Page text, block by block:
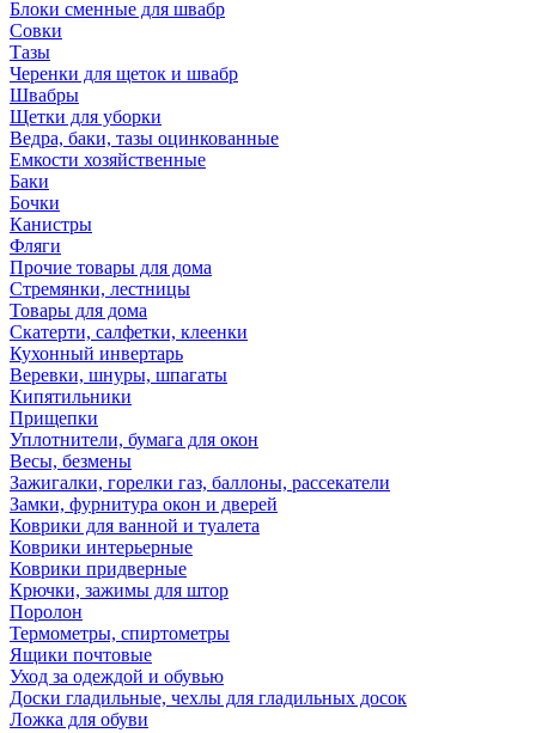
Блоки сменные для швабр
Совки
Тазы
Черенки для щеток и швабр
Швабры
Щетки для уборки
Ведра, баки, тазы оцинкованные
Емкости хозяйственные
Баки
Бочки
Канистры
Фляги
Прочие товары для дома
Стремянки, лестницы
Товары для дома
Скатерти, салфетки, клеенки
Кухонный инвертарь
Веревки, шнуры, шпагаты
Кипятильники
Прищепки
Уплотнители, бумага для окон
Весы, безмены
Зажигалки, горелки газ, баллоны, рассекатели
Замки, фурнитура окон и дверей
Коврики для ванной и туалета
Коврики интерьерные
Коврики придверные
Крючки, зажимы для штор
Поролон
Термометры, спиртометры
Ящики почтовые
Уход за одеждой и обувью
Доски гладильные, чехлы для гладильных досок
Ложка для обуви